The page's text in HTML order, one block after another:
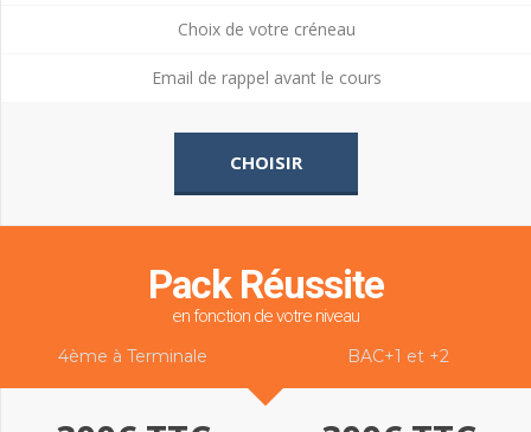
Choix de votre créneau
Email de rappel avant le cours
CHOISIR
Pack Réussite
en fonction de votre niveau
4ème à Terminale
BAC+1 et +2